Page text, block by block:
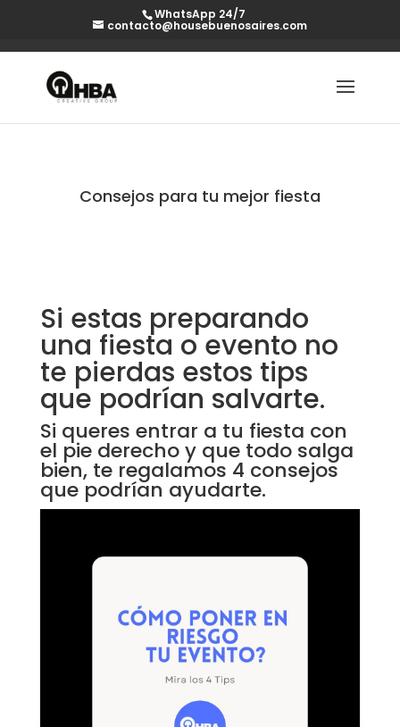
WhatsApp 24/7
contacto@housebuenosaires.com
Consejos para tu mejor fiesta
Si estas preparando
una fiesta o evento no
te pierdas estos tips
que podrían salvarte.
Si queres entrar a tu fiesta con
el pie derecho y que todo salga
bien, te regalamos 4 consejos
que podrían ayudarte.